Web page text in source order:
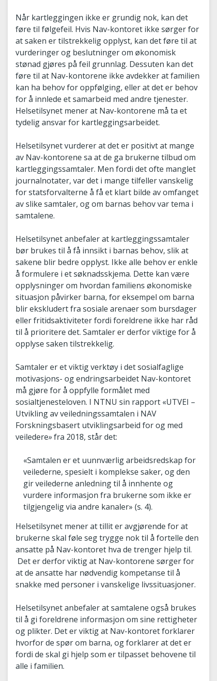
Når kartleggingen ikke er grundig nok, kan det
føre til følgefeil. Hvis Nav-kontoret ikke sørger for
at saken er tilstrekkelig opplyst, kan det føre til at
vurderinger og beslutninger om økonomisk
stønad gjøres på feil grunnlag. Dessuten kan det
føre til at Nav-kontorene ikke avdekker at familien
kan ha behov for oppfølging, eller at det er behov
for å innlede et samarbeid med andre tjenester.
Helsetilsynet mener at Nav-kontorene må ta et
tydelig ansvar for kartleggingsarbeidet.
Helsetilsynet vurderer at det er positivt at mange
av Nav-kontorene sa at de ga brukerne tilbud om
kartleggingssamtaler. Men fordi det ofte manglet
journalnotater, var det i mange tilfeller vanskelig
for statsforvalterne å få et klart bilde av omfanget
av slike samtaler, og om barnas behov var tema i
samtalene.
Helsetilsynet anbefaler at kartleggingssamtaler
bør brukes til å få innsikt i barnas behov, slik at
sakene blir bedre opplyst. Ikke alle behov er enkle
å formulere i et søknadsskjema. Dette kan være
opplysninger om hvordan familiens økonomiske
situasjon påvirker barna, for eksempel om barna
blir ekskludert fra sosiale arenaer som bursdager
eller fritidsaktiviteter fordi foreldrene ikke har råd
til å prioritere det. Samtaler er derfor viktige for å
opplyse saken tilstrekkelig.
Samtaler er et viktig verktøy i det sosialfaglige
motivasjons- og endringsarbeidet Nav-kontoret
må gjøre for å oppfylle formålet med
sosialtjenesteloven. I NTNU sin rapport «UTVEI –
Utvikling av veiledningssamtalen i NAV
Forskningsbasert utviklingsarbeid for og med
veiledere»fra 2018, står det:
«Samtalen er et uunnværlig arbeidsredskap for
veilederne, spesielt i komplekse saker, og den
gir veilederne anledning til å innhente og
vurdere informasjon fra brukerne som ikke er
tilgjengelig via andre kanaler» (s. 4).
Helsetilsynet mener at tillit er avgjørende for at
brukerne skal føle seg trygge nok til å fortelle den
ansatte på Nav-kontoret hva de trenger hjelp til.
Det er derfor viktig at Nav-kontorene sørger for
at de ansatte har nødvendig kompetanse til å
snakke med personer i vanskelige livssituasjoner.
Helsetilsynet anbefaler at samtalene også brukes
til å gi foreldrene informasjon om sine rettigheter
og plikter. Det er viktig at Nav-kontoret forklarer
hvorfor de spør om barna, og forklarer at det er
fordi de skal gi hjelp som er tilpasset behovene til
alle i familien.